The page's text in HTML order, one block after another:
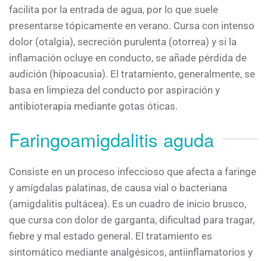
facilita por la entrada de agua, por lo que suele
presentarse tópicamente en verano. Cursa con intenso
dolor (otalgia), secreción purulenta (otorrea) y si la
inflamación ocluye en conducto, se añade pérdida de
audición (hipoacusia). El tratamiento, generalmente, se
basa en limpieza del conducto por aspiración y
antibioterapia mediante gotas óticas.
Faringoamigdalitis aguda
Consiste en un proceso infeccioso que afecta a faringe
y amígdalas palatinas, de causa vial o bacteriana
(amigdalitis pultácea). Es un cuadro de inicio brusco,
que cursa con dolor de garganta, dificultad para tragar,
fiebre y mal estado general. El tratamiento es
sintomático mediante analgésicos, antiinflamatorios y